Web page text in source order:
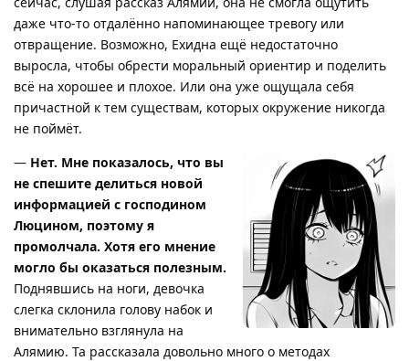
даже что-то отдалённо напоминающее тревогу или
отвращение. Возможно, Ехидна ещё недостаточно
выросла, чтобы обрести моральный ориентир и поделить
всё на хорошее и плохое. Или она уже ощущала себя
причастной к тем существам, которых окружение никогда
не поймёт.
— Нет. Мне показалось, что вы
не спешите делиться новой
информацией с господином
Люцином, поэтому я
промолчала. Хотя его мнение
могло бы оказаться полезным.
Поднявшись на ноги, девочка
слегка склонила голову набок и
внимательно взглянула на
Алямию. Та рассказала довольно много о методах